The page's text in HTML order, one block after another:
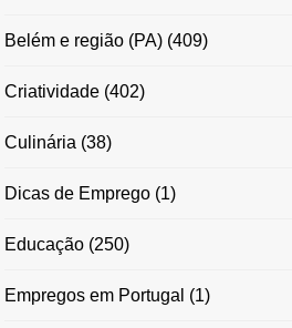
Belém e região (PA)(409)
Criatividade(402)
Culinária (38)
Dicas de Emprego(1)
Educação(250)
Empregos em Portugal (1)